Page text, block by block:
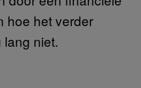
hoe het verder
niet.